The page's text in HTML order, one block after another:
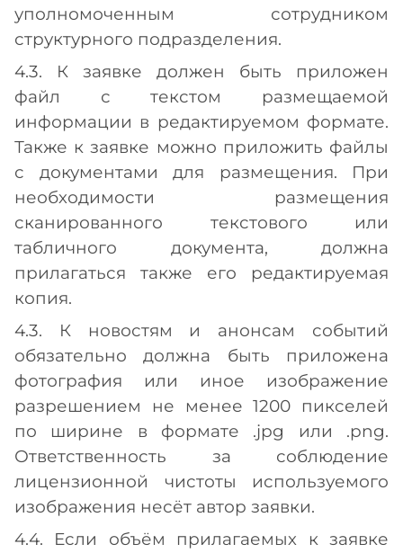
уполномоченным сотрудником
структурного подразделения.
4.3. К заявке должен быть приложен
файл с текстом размещаемой
информации в редактируемом формате.
Также к заявке можно приложить файлы
с документами для размещения. При
необходимости размещения
сканированного текстового или
табличного документа, должна
прилагаться также его редактируемая
копия.
4.3. К новостям и анонсам событий
обязательно должна быть приложена
фотография или иное изображение
разрешением не менее 1200 пикселей
по ширине в формате .jpg или .png.
Ответственность за соблюдение
лицензионной чистоты используемого
изображения несёт автор заявки.
4.4. Если объём прилагаемых к заявке